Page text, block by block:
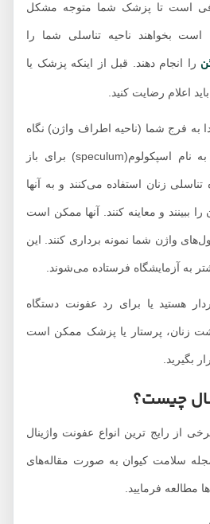
است تا پزشک شما متوجه مشکل
ناحیه تناسلی شما را
دهند. قبل از اینکه پزشک یا
رضایت کنید.
فرج شما (ناحیه اطراف واژن) نگاه
می‌کند. سپس از ابزاری به نام اسپکولوم(speculum) برای باز
زنان استفاده می‌کنند و به آنها
و معاینه کنند. آنها ممکن است
واژن شما نمونه برداری کنند. این
آزمایشگاه فرستاده می‌شوند.
هستید یا برای رد عفونت دستگاه
پرستار یا پزشک ممکن است
چیست؟
رایج ترین انواع عفونت‌ واژینال
سلامت کیوان به صورت مقاله‌های
فرمایید.